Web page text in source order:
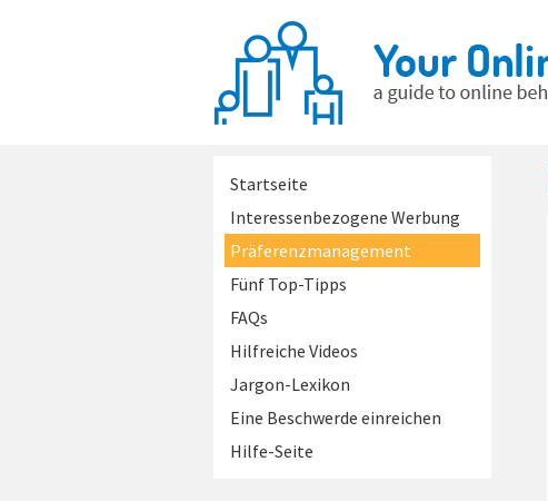
Startseite
Interessenbezogene Werbung
Präferenzmanagement
Fünf Top-Tipps
FAQs
Hilfreiche Videos
Jargon-Lexikon
Eine Beschwerde einreichen
Hilfe-Seite